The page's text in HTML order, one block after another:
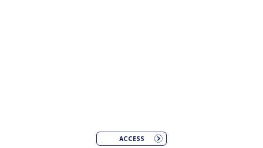
ACCESS